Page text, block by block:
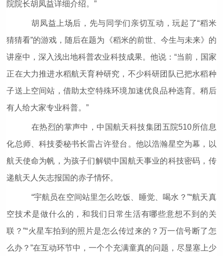
院院长胡凤益详细介绍。”
胡凤益上场后，先与同学们亲切互动，玩起了“稻米
猜猜看”的游戏，随后在题为《稻米的前世、今生与未来》的
讲座中，深入浅出地科普农业科技成果。他说：“当前，国家
正在大力推进水稻航天育种研究，不少科研团队已把水稻种
子送上空间站，借助太空特殊环境加速优良品种选育。稍后
有人给大家专业科普。”
在热烈的掌声中，中国航天科技集团五院510所信息
化总师、科技委秘书长雷占许登台。他以浩瀚星空为幕，以
航天使命为帆，为孩子们解锁中国航天事业的科技密码，传
递航天人矢志报国的赤子情怀。
“宇航员在空间站里怎么吃饭、睡觉、喝水？”“航天真
空技术是做什么的，和我们日常生活有哪些意想不到的关
联？”“火星车拍到的照片是怎么传过来的？万一信号断了怎
么办？”在互动环节中，一个个充满童真的问题，尽显塞上少